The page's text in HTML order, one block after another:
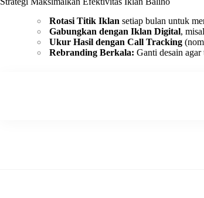
Rotasi Titik Iklan setiap bulan untuk
Gabungkan dengan Iklan Digital,
Ukur Hasil dengan Call Tracking
Rebranding Berkala: Ganti desain